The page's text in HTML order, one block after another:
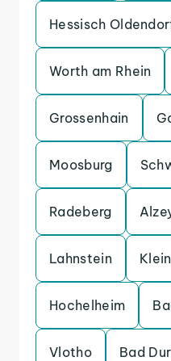
Hessisch
Worth am Rhein
Grossenhain
Moosburg
Radeberg
Lahnstein
Hochelheim
Vlotho Bad